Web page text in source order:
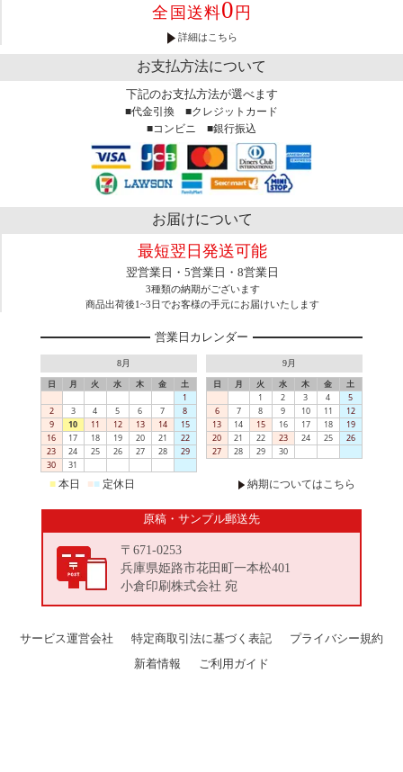
全国送料0 円
詳細はこちら
お支払方法について
下記のお支払方法が選べます
■代金引換 ■クレジットカード
■コンビニ ■銀行振込
お届けについて
最短翌日発送可能
翌営業日・5営業日・8営業日
3種類の納期がございます
商品出荷後1~3日でお客様の手元にお届けいたします
営業日カレンダー
8月
日 月 火 水 木 金
土
1
2
3 4 5 6 7
8
9
10 11 12 13 14
15
16
17 18 19 20 21
22
23
24 25 26 27 28
29
30
31
9月
日 月 火 水 木 金
土
1
2 3 4
5
6
7 8 9 10 11
12
13
14 15 16 17 18
19
20
21 22 23 24 25
26
27
28 29 30
■ 本日 ■■ 定休日 納期についてはこちら
原稿・サンプル郵送先
〒671-0253
兵庫県姫路市花田町一本松401
小倉印刷株式会社 宛
サービス運営会社 特定商取引法に基づく表記
プライバシー規約
新着情報
ご利用ガイド